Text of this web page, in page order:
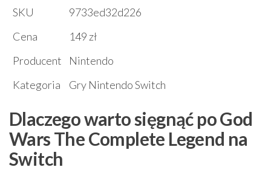
SKU
9733ed32d226
Cena
149 zł
Producent
Nintendo
Kategoria
Gry Nintendo Switch
Dlaczego warto sięgnąć po God
Wars The Complete Legend na
Switch